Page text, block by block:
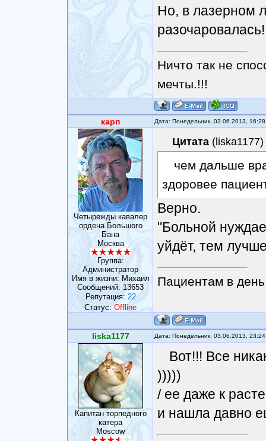
Но, в лазерном
Ничто так не
мечты.!!!
карп Дата: Понедельник, 03.06.2013,
Четырежды кавалер
ордена Большого
Бана
Москва
Группа:
Администратор
Имя в жизни: Михаил
Сообщений: 13653
Репутация: 22
Статус:Offline
Цитата ( liska1177)
чем дальше
здоровее
Верно.
"Больной
уйдёт, тем
Пациентам в
liska1177 Дата: Понедельник, 03.06.2013,
Капитан торпедного
катера
Moscow
Вот!!! Все
)))))
/ ее даже к
и нашла давно